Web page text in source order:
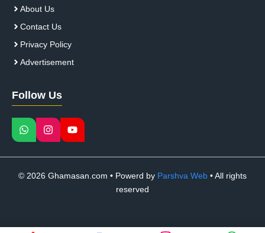
About Us
Contact Us
Privacy Policy
Advertisement
Follow Us
© 2026 Ghamasan.com • Powerd by Parshva Web • All rights
reserved